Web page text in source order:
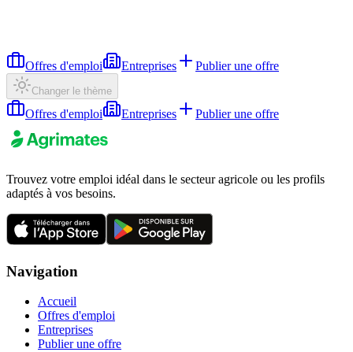
Offres d'emploi Entreprises Publier une offre
Changer le thème
Offres d'emploi Entreprises Publier une offre
Trouvez votre emploi idéal dans le secteur agricole ou les profils
adaptés à vos besoins.
Navigation
Accueil
Offres d'emploi
Entreprises
Publier une offre